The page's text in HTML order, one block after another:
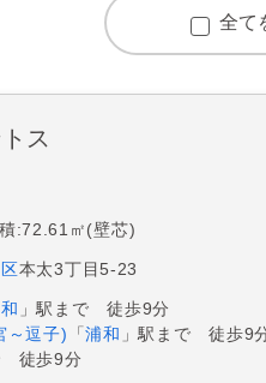
全て
ス
:72.61㎡(壁芯)
本太3丁目5-23
」駅まで 徒歩9分
～逗子) 「浦和 」駅まで 徒歩9
徒歩9分